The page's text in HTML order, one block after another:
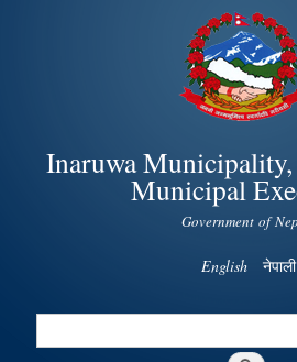
Skip to
main
content
Inaruwa
Municipal
Government of
English नेपाली
Search